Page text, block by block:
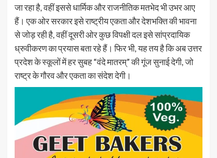
जा रहा है, वहीं इससे धार्मिक और राजनीतिक मतभेद भी उभर आए
हैं। एक ओर सरकार इसे राष्ट्रीय एकता और देशभक्ति की भावना
से जोड़ रही है, वहीं दूसरी ओर कुछ विपक्षी दल इसे सांप्रदायिक
ध्रुवीकरण का प्रयास बता रहे हैं। फिर भी, यह तय है कि अब उत्तर
प्रदेश के स्कूलों में हर सुबह “वंदे मातरम्” की गूंज सुनाई देगी, जो
राष्ट्र के गौरव और एकता का संदेश देगी।